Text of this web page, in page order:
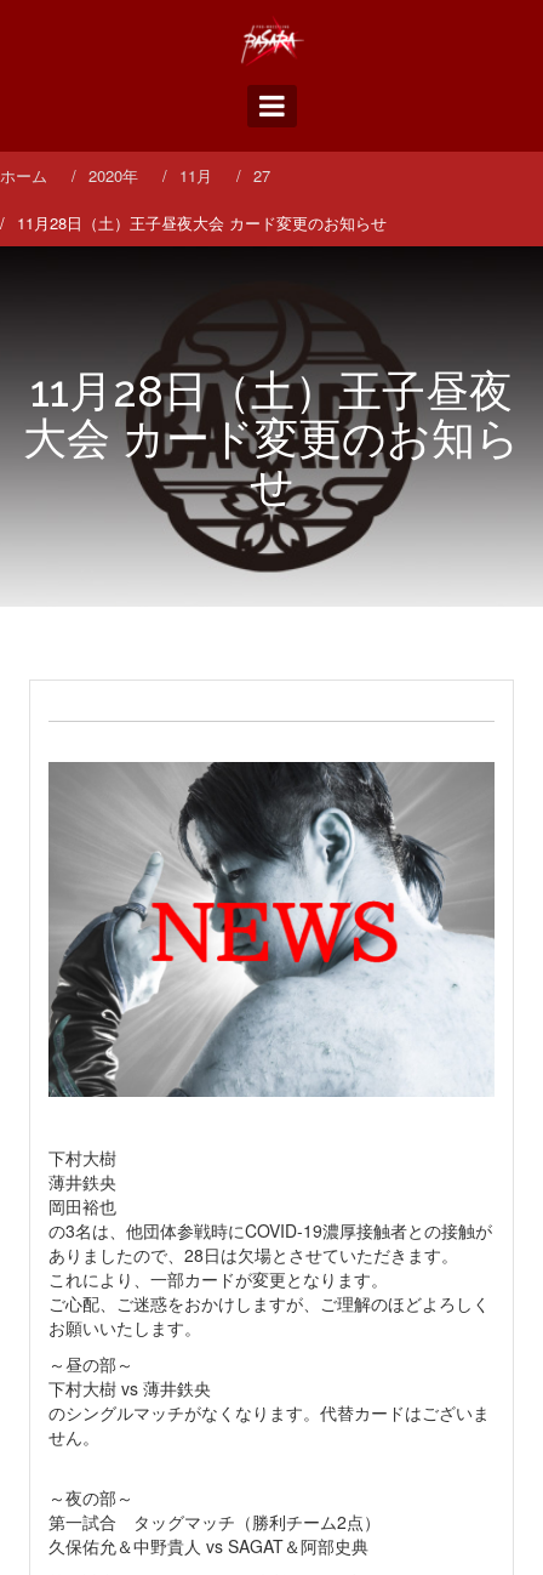
ス
キ
プ
ホーム 2020年 11月 27
11月28日（土）王子昼夜大会 カード変更のお知らせ
11月28日（土）王子昼夜
大会 カード変更のお知ら
せ
下村大樹
薄井鉄央
岡田裕也
の3名は、他団体参戦時にCOVID-19濃厚接触者との接触が
ありましたので、28日は欠場とさせていただきます。
これにより、一部カードが変更となります。
ご心配、ご迷惑をおかけしますが、ご理解のほどよろしく
お願いいたします。
～昼の部～
下村大樹 vs 薄井鉄央
のシングルマッチがなくなります。代替カードはございま
せん。
～夜の部～
第一試合 タッグマッチ（勝利チーム2点）
久保佑允＆中野貴人 vs SAGAT＆阿部史典